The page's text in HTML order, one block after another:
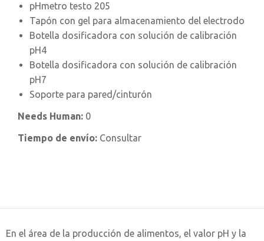
pHmetro testo 205
Tapón con gel para almacenamiento del electrodo
Botella dosificadora con solución de calibración
pH4
Botella dosificadora con solución de calibración
pH7
Soporte para pared/cinturón
Needs Human: 0
Tiempo de envío: Consultar
En el área de la producción de alimentos, el valor pH y la